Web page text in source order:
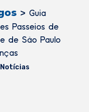
> Guia
Passeios de
de São Paulo
Notícias